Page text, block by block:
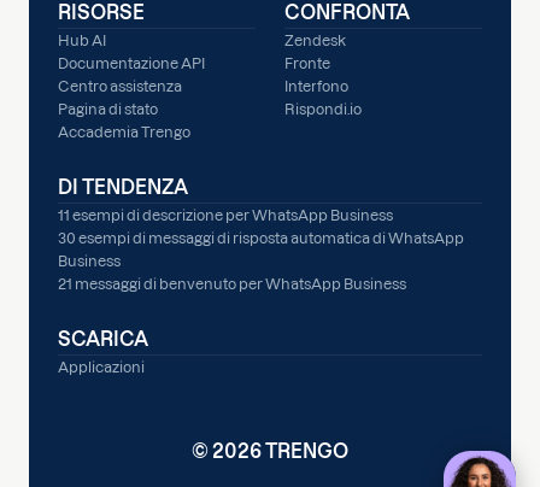
RISORSE
Hub AI
Documentazione API
Centro assistenza
Pagina di stato
Accademia Trengo
CONFRONTA
Zendesk
Fronte
Interfono
Rispondi.io
DI TENDENZA
11 esempi di descrizione per WhatsApp Business
30 esempi di messaggi di risposta automatica di WhatsApp
Business
21 messaggi di benvenuto per WhatsApp Business
SCARICA
Applicazioni
© 2026 TRENGO